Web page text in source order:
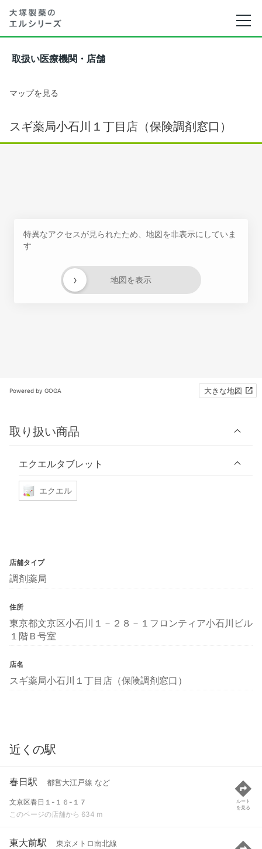
取扱い医療機関・店舗
マップを見る
スギ薬局小石川１丁目店（保険調剤窓口）
特異なアクセスが見られたため、地図を非表示にしていま
す
地図を表示
›
Powered by GOGA 大きな地図
取り扱い商品
エクエルタブレット
エクエル
店舗タイプ
調剤薬局
住所
東京都文京区小石川１－２８－１フロンティア小石川ビル
１階Ｂ号室
店名
スギ薬局小石川１丁目店（保険調剤窓口）
近くの駅
春日駅 都営大江戸線 など
文京区春日１-１６-１７
このページの店舗から 634 m
ルート
を見る
東大前駅 東京メトロ南北線